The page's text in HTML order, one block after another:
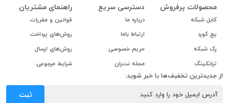
محصولات پرفروش
کابل شبکه
پچ کورد
رک شبکه
ترانکینگ
دسترسی سریع
درباره ما
ارتباط باما
حریم خصوصی
مجله نت‌ران
راهنمای مشتریان
قوانین و مقررات
روش‌های پرداخت
روش‌های ارسال
شرایط مرجوعی
از جدیدترین تخفیف‌ها با خبر شوید:
ثبت